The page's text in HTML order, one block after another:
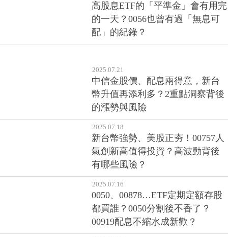
高股息ETF的「平準金」會有用完
的一天？0056也曾有過「無息可
配」的紀錄？
2025.07.21
中信金股價、配息兩得意，新台
幣升值再添利多？2重點洞察背後
的漲勢與風險
2025.07.18
新台幣強勢、美股正夯！00757人
氣創新高值得投資？高波動背後
有哪些風險？
2025.07.16
0050、00878…ETF定期定額存股
都買誰？0050分割後不香了？
00919配息不縮水成新歡？